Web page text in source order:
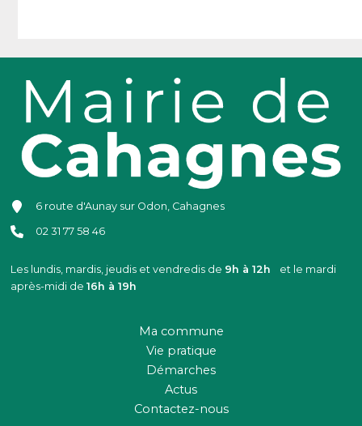
6 route d'Aunay sur Odon, Cahagnes
02 31 77 58 46
Les lundis, mardis, jeudis et vendredis de 9h à 12h et le mardi
après-midi de16h à 19h
Ma commune
Vie pratique
Démarches
Actus
Contactez-nous